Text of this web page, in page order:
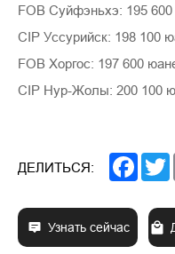
FOB Суйфэньхэ: 195
CIP Уссурийск: 198 100
FOB Хоргос: 197 600
CIP Нур-Жолы: 200 100
ДЕЛИТЬСЯ:
Узнать сейчас